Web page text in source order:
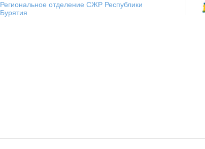
Региональное отделение СЖР Республики
Бурятия